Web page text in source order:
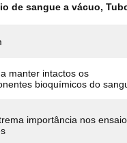
de sangue a vácuo,
manter intactos os
bioquímicos do
importância nos